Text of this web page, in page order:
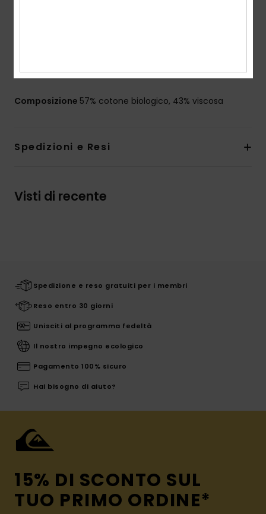
laterale
Composizione 57% cotone biologico, 43% viscosa
Spedizioni e Resi
Visti di recente
Spedizione e reso gratuiti per i membri
Reso entro 30 giorni
Unisciti al programma fedeltà
Il nostro impegno ecologico
Pagamento 100% sicuro
Hai bisogno di aiuto?
15% DI SCONTO SUL
TUO PRIMO ORDINE*